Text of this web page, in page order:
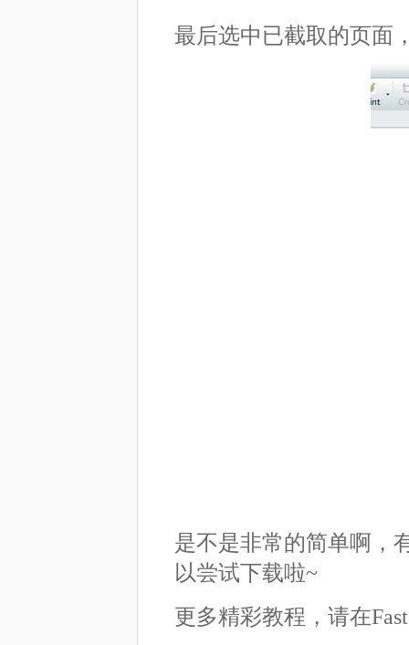
最后选中已截取的页面
是不是非常的简单啊，
以尝试下载啦~
更多精彩教程，请在